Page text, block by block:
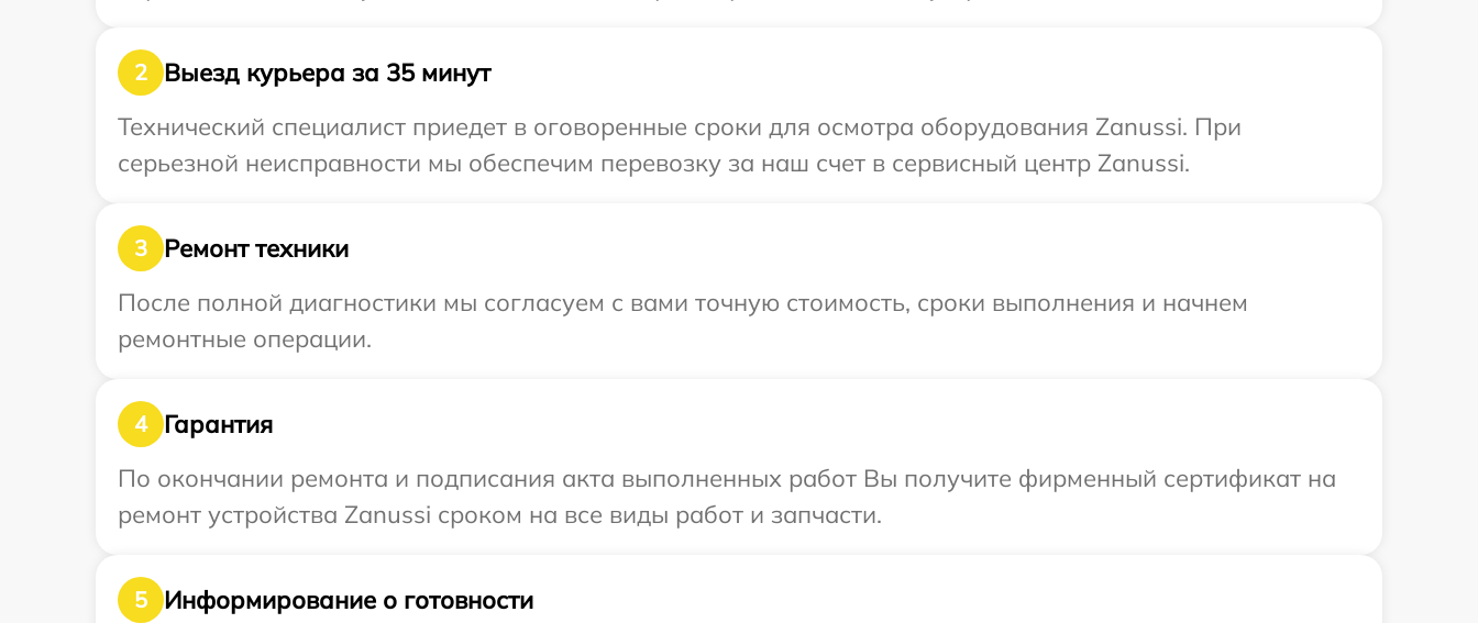
2
Выезд курьера за 35 минут
Технический специалист приедет в оговоренные сроки для осмотра оборудования Zanussi. При
серьезной неисправности мы обеспечим перевозку за наш счет в сервисный центр Zanussi.
3
Ремонт техники
После полной диагностики мы согласуем с вами точную стоимость, сроки выполнения и начнем
ремонтные операции.
4
Гарантия
По окончании ремонта и подписания акта выполненных работ Вы получите фирменный сертификат на
ремонт устройства Zanussi сроком на все виды работ и запчасти.
5
Информирование о готовности